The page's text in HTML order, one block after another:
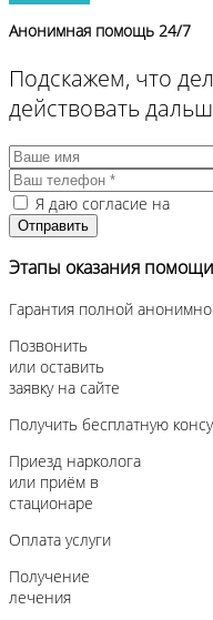
Анонимная помощь 24/7
Подскажем, что
действовать
Я даю согласие на
Этапы оказания помощи
Гарантия полной
Позвонить
или оставить
заявку на сайте
Получить бесплатную
Приезд нарколога
или приём в
стационаре
Оплата услуги
Получение
лечения